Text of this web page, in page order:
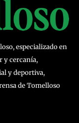
especializado en
y cercanía,
y deportiva,
de Tomelloso